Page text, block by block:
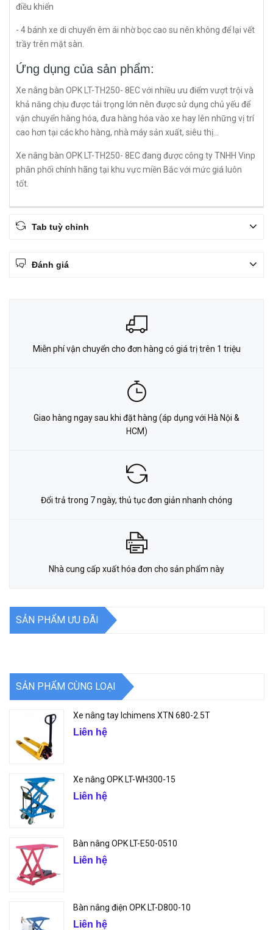
điều khiển
- 4 bánh xe di chuyển êm ái nhờ bọc cao su nên không để lại vết
trầy trên mặt sàn.
Ứng dụng của sản phẩm:
Xe nâng bàn OPK LT-TH250- 8EC với nhiều ưu điểm vượt trội và
khả năng chịu được tải trọng lớn nên được sử dụng chủ yếu để
vận chuyển hàng hóa, đưa hàng hóa vào xe hay lên những vị trí
cao hơn tại các kho hàng, nhà máy sản xuất, siêu thị...
Xe nâng bàn OPK LT-TH250- 8EC đang được công ty TNHH Vinp
phân phối chính hãng tại khu vực miền Bắc với mức giá luôn
tốt.
Tab tuỳ chỉnh
Đánh giá
Miễn phí vận chuyển cho đơn hàng có giá trị trên 1 triệu
Giao hàng ngay sau khi đặt hàng (áp dụng với Hà Nội &
HCM)
Đổi trả trong 7 ngày, thủ tục đơn giản nhanh chóng
Nhà cung cấp xuất hóa đơn cho sản phẩm này
SẢN PHẨM ƯU ĐÃI
SẢN PHẨM CÙNG LOẠI
Xe nâng tay Ichimens XTN 680-2.5T
Liên hệ
Xe nâng OPK LT-WH300-15
Liên hệ
Bàn nâng OPK LT-E50-0510
Liên hệ
Bàn nâng điện OPK LT-D800-10
Liên hệ